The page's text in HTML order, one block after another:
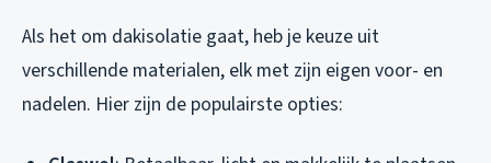
Als het om dakisolatie gaat, heb je keuze uit
verschillende materialen, elk met zijn eigen voor- en
nadelen. Hier zijn de populairste opties: